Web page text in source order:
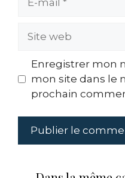
mail
web
Enregistrer mon
mon site dans le
prochain